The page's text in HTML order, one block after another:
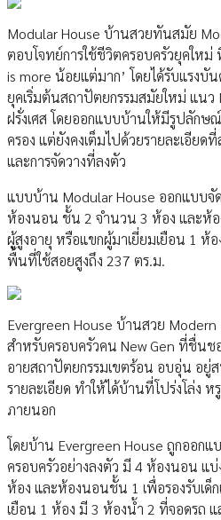
Modular House บ้านสวยทันสมัย
ตอบโจทย์การใช้ชีวิตครอบครัวยุคให
is more น้อยแต่มาก’ โดยได้รับแรงบั
ยุคเริ่มต้นสถาปัตยกรรมสมัยใหม่ แนว
ฝรั่งเศส โดยออกแบบบ้านให้มีรูปลักษ
ครอง แต่ยังคงเต็มไปด้วยรายละเอียด
และการจัดวางที่ลงตัว
แบบบ้าน Modular House ออกแบบจั
ห้องนอน ชั้น 2 จำนวน 3 ห้อง และห้อ
ผู้สูงอายุ หรือแขกผู้มาเยี่ยมเยือน 1 ห้
พื้นที่ใช้สอยสูงถึง 237 ตร.ม.
Evergreen House บ้านสวย Modern
สำหรับครอบครัวคน New Gen ที่ชื่น
อายสถาปัตยกรรมเขตร้อน อบอุ่น อยู่
รายละเอียด ทำให้ได้บ้านที่โปร่งโล่ง
ภายนอก
โดยบ้าน Evergreen House ถูกออก
ครอบครัวอย่างลงตัว มี 4 ห้องนอน แ
ห้อง และห้องนอนชั้น 1 เพื่อรองรับเด็
เยือน 1 ห้อง มี 3 ห้องน้ำ 2 ที่จอดรถ